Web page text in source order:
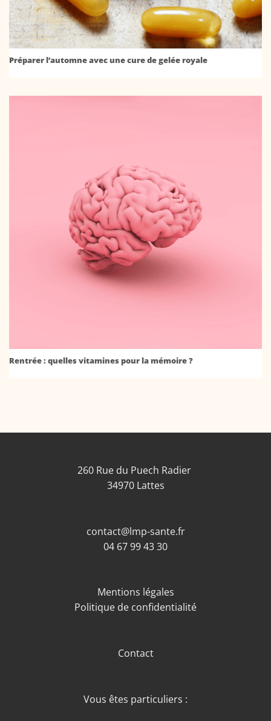
Préparer l’automne avec une cure de gelée royale
Rentrée : quelles vitamines pour la mémoire ?
260 Rue du Puech Radier
34970 Lattes
contact@lmp-sante.fr
04 67 99 43 30
Mentions légales
Politique de confidentialité
Contact
Vous êtes particuliers :